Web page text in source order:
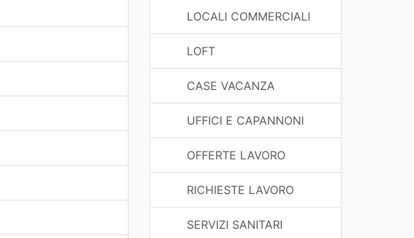
LOCALI COMMERCIALI
LOFT
CASE VACANZA
UFFICI E CAPANNONI
OFFERTE LAVORO
RICHIESTE LAVORO
SERVIZI SANITARI